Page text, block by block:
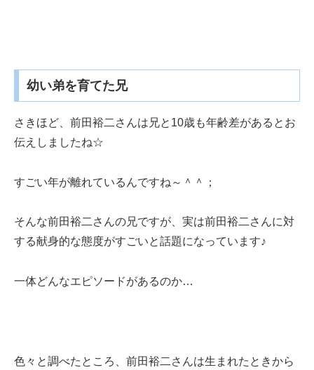
幼い弟を育てた兄
さきほど、前田裕二さんは兄と10歳も年齢差があるとお
伝えしましたね☆
すごい年が離れているんですね～＾＾；
そんな前田裕二さんの兄ですが、実は前田裕二さんに対
する献身的な態度がすごいと話題になっています♪
一体どんなエピソードがあるのか…
色々と調べたところ、前田裕二さんは生まれたときから